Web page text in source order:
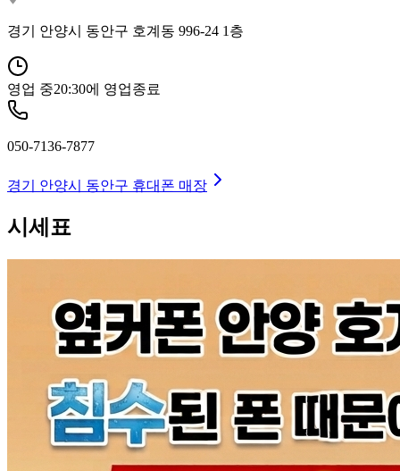
경기 안양시 동안구 호계동 996-24 1층
영업 중20:30에 영업종료
050-7136-7877
경기 안양시 동안구 휴대폰 매장
시세표